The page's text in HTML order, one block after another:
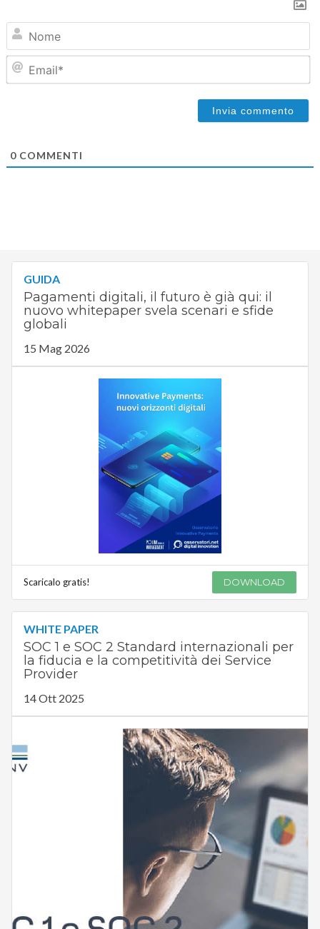
0COMMENTI
GUIDA
Pagamenti digitali, il futuro è già qui: il
nuovo whitepaper svela scenari e sfide
globali
15 Mag 2026
Scaricalo gratis! DOWNLOAD
WHITE PAPER
SOC 1 e SOC 2 Standard internazionali per
la fiducia e la competitività dei Service
Provider
14 Ott 2025